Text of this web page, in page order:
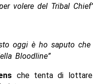
volere del Tribal
oggi è ho saputo
Bloodline”
che tenta di